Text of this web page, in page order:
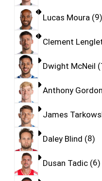
Lucas Moura 9
Clement
Dwight McNeil
Anthony Gordon
James
Daley Blind 8
Dusan Tadic 6